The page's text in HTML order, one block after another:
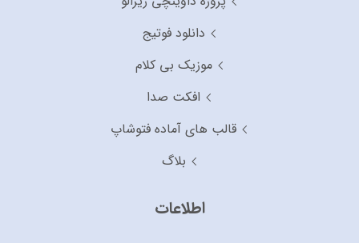
دانلود فوتیج
موزیک بی کلام
افکت صدا
قالب های آماده فتوشاپ
بلاگ
اطلاعات